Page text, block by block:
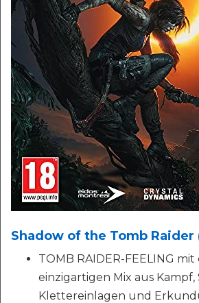
Shadow of the Tomb Raider
TOMB RAIDER-FEELING mit
einzigartigen Mix aus Kampf,
Klettereinlagen und